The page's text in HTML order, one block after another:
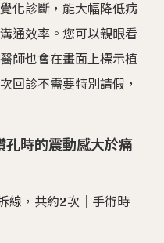
化診斷，能大幅降低病
通效率。您可以親眼看
師也會在畫面上標示植
回診不需要特別請假，
孔時的震動感大於痛
線，共約2次｜手術時